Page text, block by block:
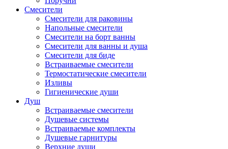
Смесители
Смесители для раковины
Напольные смесители
Смесители на борт ванны
Смесители для ванны и душа
Смесители для биде
Встраиваемые смесители
Термостатические смесители
Изливы
Гигиенические души
Душ
Встраиваемые смесители
Душевые системы
Встраиваемые комплекты
Душевые гарнитуры
Верхние души